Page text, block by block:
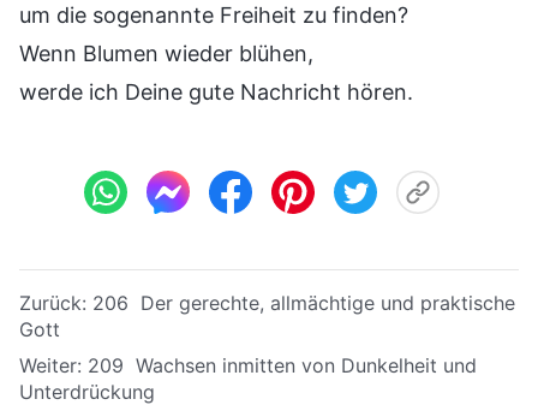
um die sogenannte Freiheit zu finden?
Wenn Blumen wieder blühen,
werde ich Deine gute Nachricht hören.
Zurück: 206 Der gerechte, allmächtige und praktische
Gott
Weiter: 209 Wachsen inmitten von Dunkelheit und
Unterdrückung